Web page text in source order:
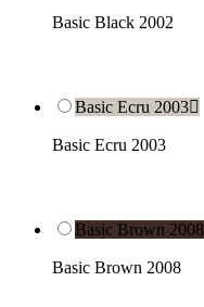
Basic Black 2002
Basic Ecru 2003
Basic Ecru 2003
Basic Brown 2008
Basic Brown 2008